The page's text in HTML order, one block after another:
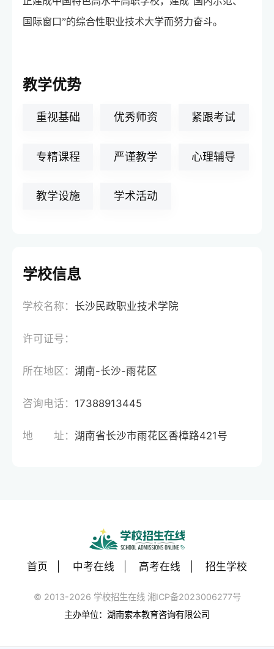
国际窗口”的综合性职业技术大学而努力奋斗。
教学优势
重视基础 优秀师资 紧跟考试
专精课程 严谨教学 心理辅导
教学设施 学术活动
学校信息
学校名称： 长沙民政职业技术学院
许可证号：
所在地区：湖南-长沙-雨花区
咨询电话： 17388913445
地 址：湖南省长沙市雨花区香樟路421号
首页 中考在线 高考在线 招生学校
© 2013-2026 学校招生在线 湘ICP备2023006277号
主办单位：湖南索本教育咨询有限公司